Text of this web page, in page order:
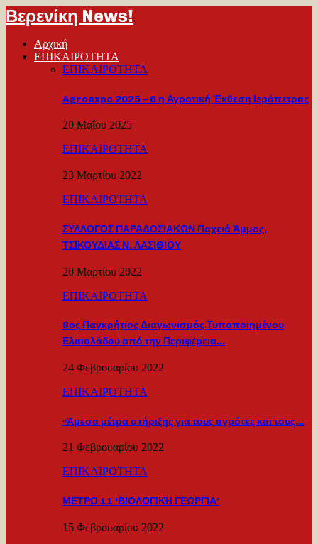
Βερενίκη News!
Αρχική
ΕΠΙΚΑΙΡΟΤΗΤΑ
ΕΠΙΚΑΙΡΟΤΗΤΑ
Agroexpo 2025 – 6 η Αγροτική Έκθεση Ιεράπετρας
20 Μαΐου 2025
ΕΠΙΚΑΙΡΟΤΗΤΑ
23 Μαρτίου 2022
ΕΠΙΚΑΙΡΟΤΗΤΑ
ΣΥΛΛΟΓΟΣ ΠΑΡΑΔΟΣΙΑΚΩΝ Παχειά Άμμος,
ΤΣΙΚΟΥΔΙΑΣ Ν. ΛΑΣΙΘΙΟΥ
20 Μαρτίου 2022
ΕΠΙΚΑΙΡΟΤΗΤΑ
8ος Παγκρήτιος Διαγωνισμός Τυποποιημένου
Ελαιολάδου από την Περιφέρεια…
24 Φεβρουαρίου 2022
ΕΠΙΚΑΙΡΟΤΗΤΑ
«Άμεσα μέτρα στήριξης για τους αγρότες και τους…
21 Φεβρουαρίου 2022
ΕΠΙΚΑΙΡΟΤΗΤΑ
ΜΕΤΡΟ 11 ‘ΒΙΟΛΟΓΙΚΗ ΓΕΩΡΓΙΑ’
15 Φεβρουαρίου 2022